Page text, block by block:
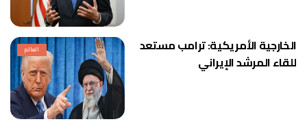
العالم
الخارجية الأمريكية: ترامب مستعد
للقاء المرشد الإيراني